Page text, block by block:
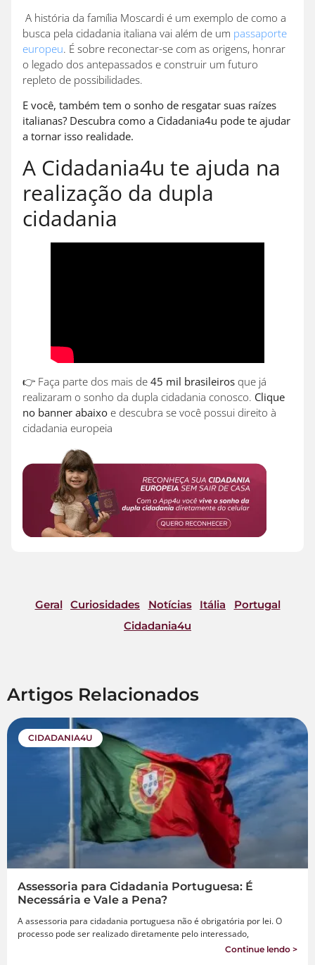
A história da família Moscardi é um exemplo de como a
busca pela cidadania italiana vai além de um passaporte
europeu. É sobre reconectar-se com as origens, honrar
o legado dos antepassados e construir um futuro
repleto de possibilidades.
E você, também tem o sonho de resgatar suas raízes
italianas? Descubra como a Cidadania4u pode te ajudar
a tornar isso realidade.
A Cidadania4u te ajuda na
realização da dupla
cidadania
👉 Faça parte dos mais de 45 mil brasileiros que já
realizaram o sonho da dupla cidadania conosco. Clique
no banner abaixo e descubra se você possui direito à
cidadania europeia
Geral Curiosidades Notícias Itália
Portugal
Cidadania4u
Artigos Relacionados
CIDADANIA4U
Assessoria para Cidadania Portuguesa: É
Necessária e Vale a Pena?
A assessoria para cidadania portuguesa não é obrigatória por lei. O
processo pode ser realizado diretamente pelo interessado,
Continue lendo >